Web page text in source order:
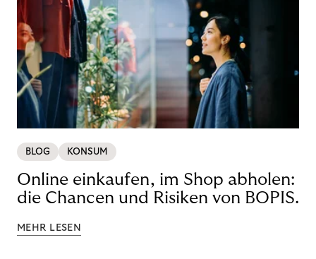
BLOG KONSUM
Online einkaufen, im Shop abholen:
die Chancen und Risiken von BOPIS.
MEHR LESEN